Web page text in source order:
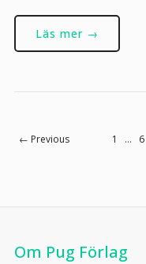
Läs mer →
← Previous 1 … 6
Om Pug Förlag